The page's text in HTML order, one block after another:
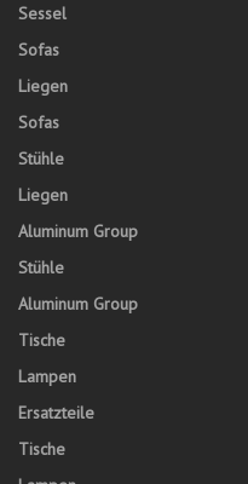
Sessel
Sofas
Liegen
Sofas
Stühle
Liegen
Aluminum Group
Stühle
Aluminum Group
Tische
Lampen
Ersatzteile
Tische